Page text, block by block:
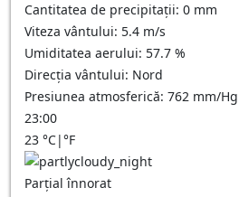
Cantitatea de precipitații: 0 mm
Viteza vântului: 5.4 m/s
Umiditatea aerului: 57.7 %
Direcția vântului: Nord
Presiunea atmosferică: 762 mm/Hg
23:00
23 °C|°F
Parțial înnorat